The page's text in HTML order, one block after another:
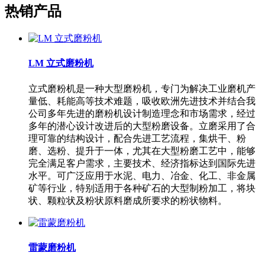
热销产品
LM 立式磨粉机
立式磨粉机是一种大型磨粉机，专门为解决工业磨机产
量低、耗能高等技术难题，吸收欧洲先进技术并结合我
公司多年先进的磨粉机设计制造理念和市场需求，经过
多年的潜心设计改进后的大型粉磨设备。立磨采用了合
理可靠的结构设计，配合先进工艺流程，集烘干、粉
磨、选粉、提升于一体，尤其在大型粉磨工艺中，能够
完全满足客户需求，主要技术、经济指标达到国际先进
水平。可广泛应用于水泥、电力、冶金、化工、非金属
矿等行业，特别适用于各种矿石的大型制粉加工，将块
状、颗粒状及粉状原料磨成所要求的粉状物料。
雷蒙磨粉机